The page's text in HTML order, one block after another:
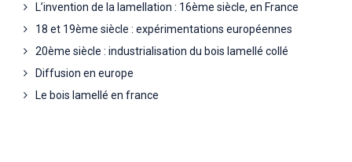
L’invention de la lamellation : 16ème siècle, en France
18 et 19ème siècle : expérimentations européennes
20ème siècle : industrialisation du bois lamellé collé
Diffusion en europe
Le bois lamellé en france